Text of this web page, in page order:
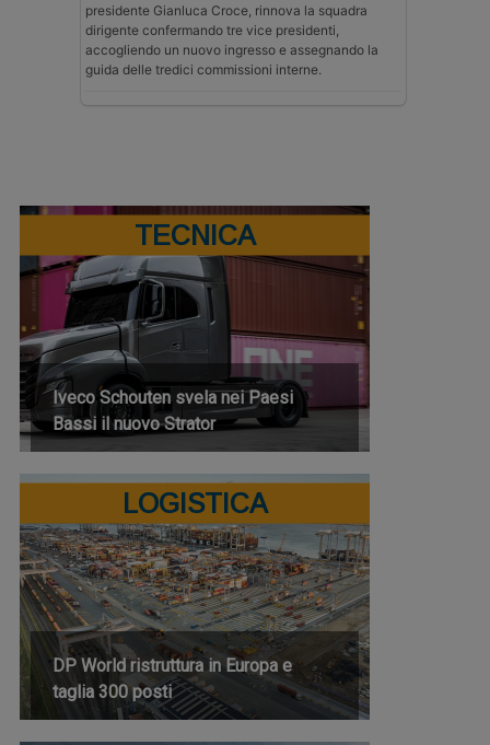
presidente Gianluca Croce, rinnova la squadra
dirigente confermando tre vice presidenti,
accogliendo un nuovo ingresso e assegnando la
guida delle tredici commissioni interne.
TECNICA
Iveco Schouten svela nei Paesi
Bassi il nuovo Strator
LOGISTICA
DP World ristruttura in Europa e
taglia 300 posti